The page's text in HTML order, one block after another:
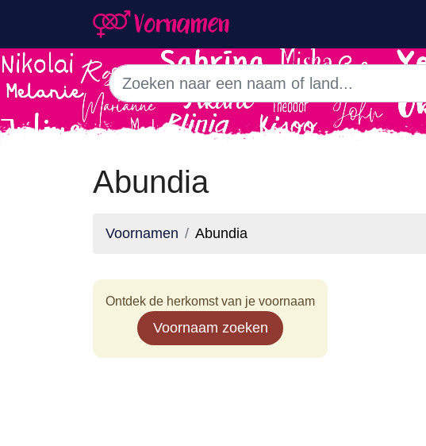
Abundia
Voornamen Abundia
Ontdek de herkomst van je voornaam
Voornaam zoeken